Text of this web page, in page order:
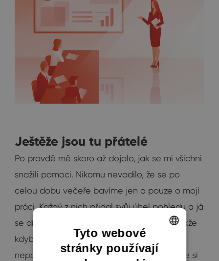
Ještěže jsou tu přátelé
Po pravdě mě skoro až dojalo, jak se mi všichni
snažili pomoci. Nikomu nevadilo, že se po
celou dobu večeře bavíme jen a pouze o mojí
práci. Každý z nich přidal svůj úhel pohledu a já
se díky nim teď cítím mnohem klidnější. Takže
kdybyste potřebovali něco odprezentovat,
nepodceňte faktickou přípravu, vyzkoušejte si
ENGLISH
Tyto webové
stránky používají